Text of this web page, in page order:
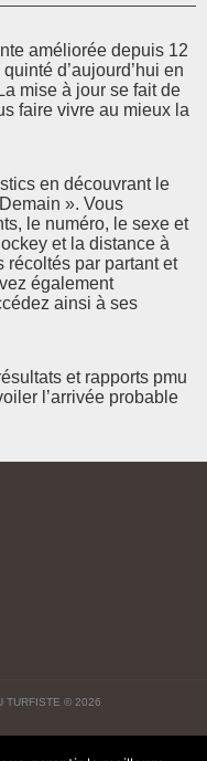
améliorée depuis 12
d’aujourd’hui en
mise à jour se fait de
faire vivre au mieux la
en découvrant le
». Vous
le numéro, le sexe et
et la distance à
récoltés par partant et
également
ainsi à ses
et rapports pmu
l’arrivée probable
TURFISTE © 2026
CONTACT